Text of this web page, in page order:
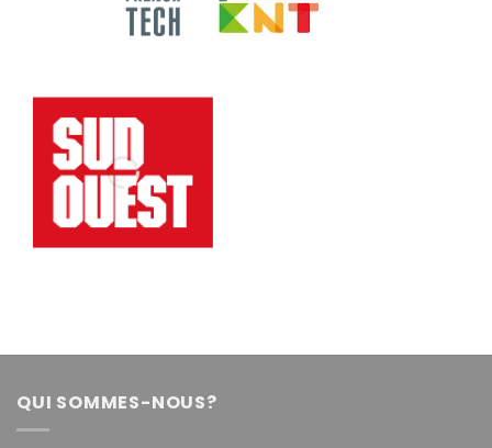
QUI SOMMES-NOUS?